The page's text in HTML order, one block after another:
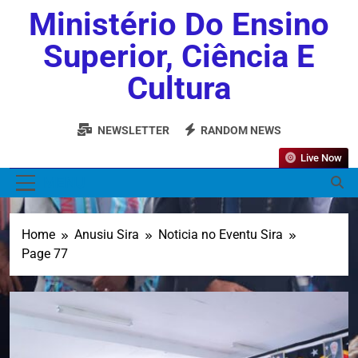
Ministério Do Ensino
Superior, Ciência E
Cultura
NEWSLETTER RANDOM NEWS
Live Now
Home Anusiu Sira
Noticia no Eventu Sira
Page 77